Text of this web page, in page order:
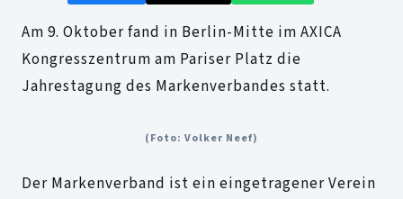
Am 9. Oktober fand in Berlin-Mitte im AXICA
Kongresszentrum am Pariser Platz die
Jahrestagung des Markenverbandes statt.
(Foto: Volker Neef)
Der Markenverband ist ein eingetragener Verein